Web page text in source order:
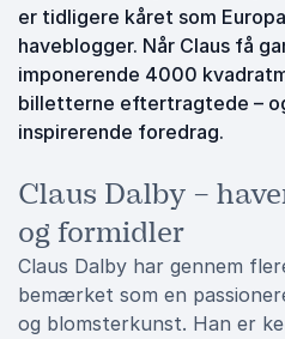
er tidligere kåret som
haveblogger. Når Claus få
imponerende 4000
billetterne eftertragtede –
inspirerende foredrag.
Claus Dalby –
og formidler
Claus Dalby har gennem
bemærket som en
og blomsterkunst. Han er